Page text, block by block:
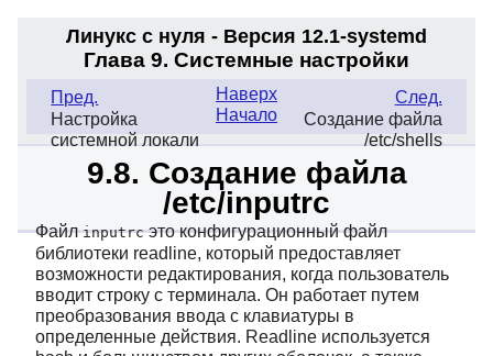
Линукс с нуля - Версия 12.1-systemd
Глава 9. Системные настройки
Пред.
Настройка
системной локали
След.
Создание файла
/etc/shells
Наверх
Начало
9.8. Создание файла
/etc/inputrc
Файлinputrcэто конфигурационный файл
библиотеки readline, который предоставляет
возможности редактирования, когда пользователь
вводит строку с терминала. Он работает путем
преобразования ввода с клавиатуры в
определенные действия. Readline используется